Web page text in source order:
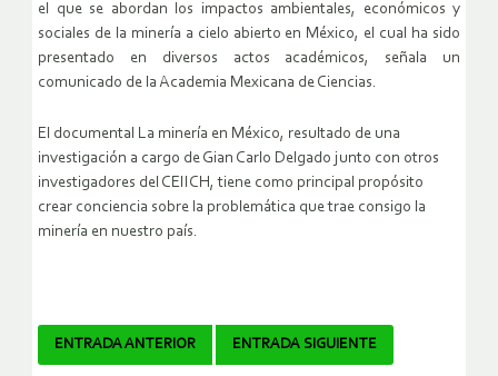
el que se abordan los impactos ambientales, económicos y
sociales de la minería a cielo abierto en México, el cual ha sido
presentado en diversos actos académicos, señala un
comunicado de la Academia Mexicana de Ciencias.
El documental La minería en México, resultado de una
investigación a cargo de Gian Carlo Delgado junto con otros
investigadores del CEIICH, tiene como principal propósito
crear conciencia sobre la problemática que trae consigo la
minería en nuestro país.
Navegador
ENTRADA ANTERIOR ENTRADA SIGUIENTE